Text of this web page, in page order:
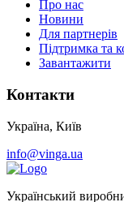
Про нас
Новини
Для партнерів
Підтримка та
Завантажити
Контакти
Україна, Київ
info@vinga.ua
Український